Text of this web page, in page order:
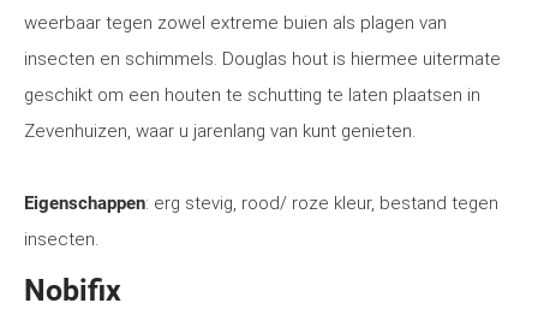
weerbaar tegen zowel extreme buien als plagen van
insecten en schimmels. Douglas hout is hiermee uitermate
geschikt om een houten te schutting te laten plaatsen in
Zevenhuizen, waar u jarenlang van kunt genieten.
Eigenschappen: erg stevig, rood/ roze kleur, bestand tegen
insecten.
Nobifix